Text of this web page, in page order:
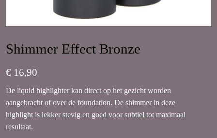
Shimmer Effect Bronze
€ 16,90
De liquid highlighter kan direct op het gezicht worden
aangebracht of over de foundation. De shimmer in deze
highlight is lekker stevig en goed voor subtiel tot maximaal
resultaat.